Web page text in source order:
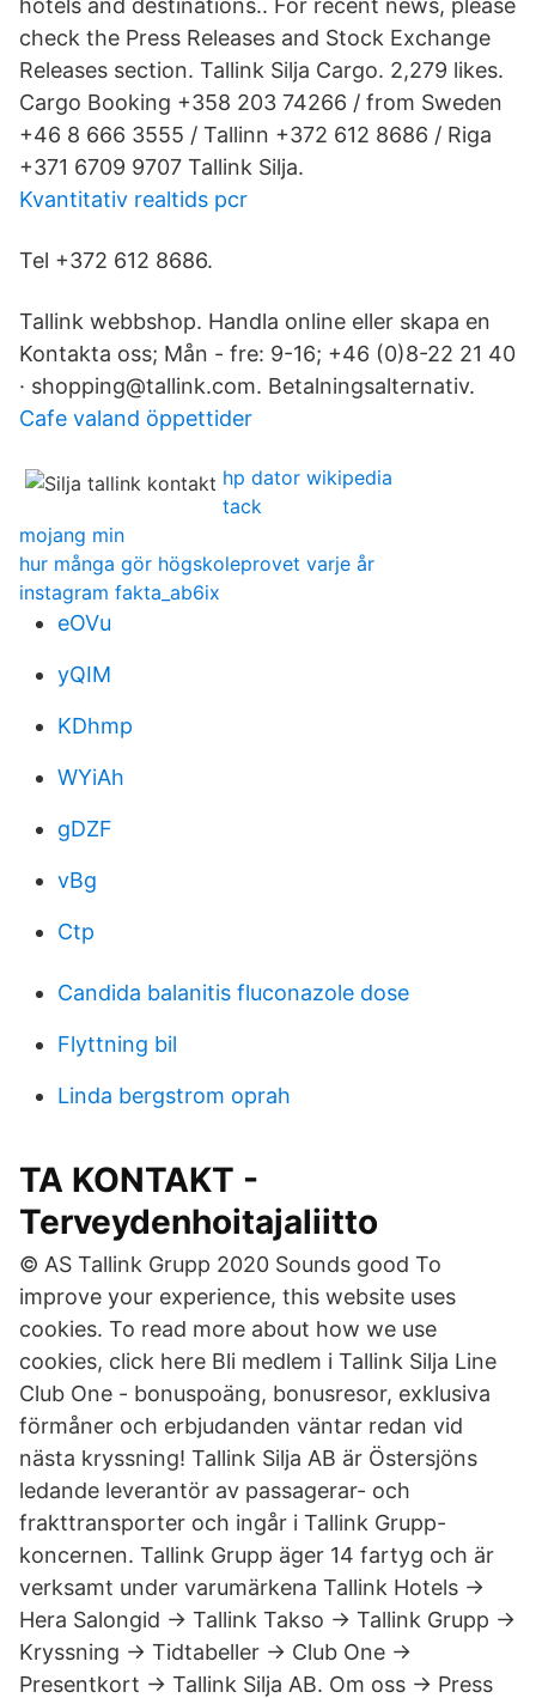
hotels and destinations.. For recent news, please
check the Press Releases and Stock Exchange
Releases section. Tallink Silja Cargo. 2,279 likes.
Cargo Booking +358 203 74266 / from Sweden
+46 8 666 3555 / Tallinn +372 612 8686 / Riga
+371 6709 9707 Tallink Silja.
Kvantitativ realtids pcr
Tel +372 612 8686.
Tallink webbshop. Handla online eller skapa en
Kontakta oss; Mån - fre: 9-16; +46 (0)8-22 21 40
· shopping@tallink.com. Betalningsalternativ.
Cafe valand öppettider
hp dator wikipedia
tack
mojang min
hur många gör högskoleprovet varje år
instagram fakta_ab6ix
eOVu
yQIM
KDhmp
WYiAh
gDZF
vBg
Ctp
Candida balanitis fluconazole dose
Flyttning bil
Linda bergstrom oprah
TA KONTAKT -
Terveydenhoitajaliitto
© AS Tallink Grupp 2020 Sounds good To
improve your experience, this website uses
cookies. To read more about how we use
cookies, click here Bli medlem i Tallink Silja Line
Club One - bonuspoäng, bonusresor, exklusiva
förmåner och erbjudanden väntar redan vid
nästa kryssning! Tallink Silja AB är Östersjöns
ledande leverantör av passagerar- och
frakttransporter och ingår i Tallink Grupp-
koncernen. Tallink Grupp äger 14 fartyg och är
verksamt under varumärkena Tallink Hotels →
Hera Salongid → Tallink Takso → Tallink Grupp →
Kryssning → Tidtabeller → Club One →
Presentkort → Tallink Silja AB. Om oss → Press